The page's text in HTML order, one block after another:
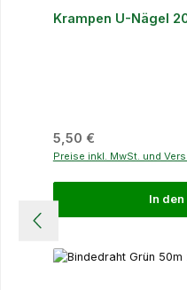
Krampen U-Nägel
Regulärer Preis:
5,50 €
Preise inkl. MwSt. und
In den